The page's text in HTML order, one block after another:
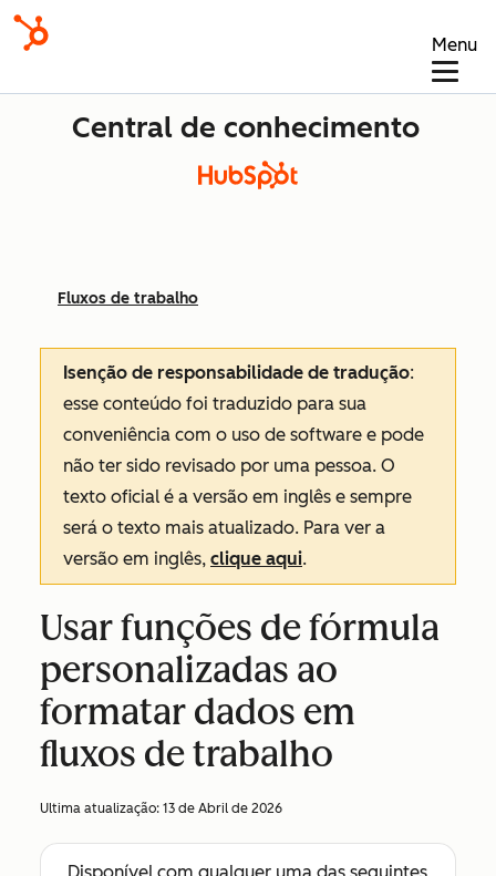
Menu
Central de conhecimento
Fluxos de trabalho
Isenção de responsabilidade de tradução:
esse conteúdo foi traduzido para sua
conveniência com o uso de software e pode
não ter sido revisado por uma pessoa. O
texto oficial é a versão em inglês e sempre
será o texto mais atualizado. Para ver a
versão em inglês, clique aqui.
Usar funções de fórmula
personalizadas ao
formatar dados em
fluxos de trabalho
Ultima atualização: 13 de Abril de 2026